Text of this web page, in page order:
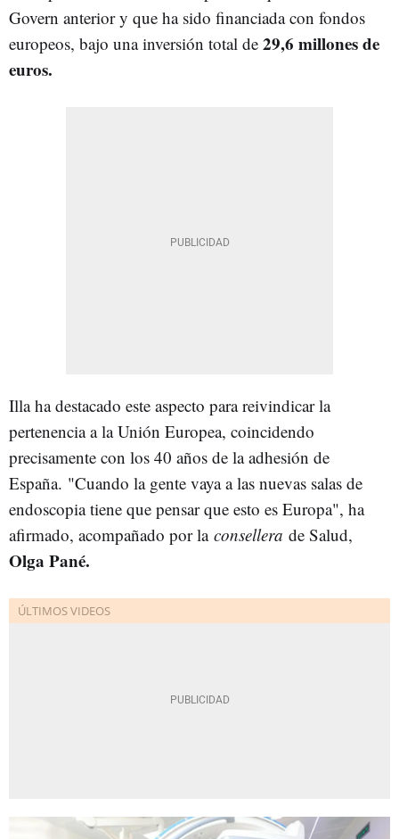
Govern anterior y que ha sido financiada con fondos
europeos, bajo una inversión total de 29,6 millones de
euros.
Illa ha destacado este aspecto para reivindicar la
pertenencia a la Unión Europea, coincidendo
precisamente con los 40 años de la adhesión de
España. "Cuando la gente vaya a las nuevas salas de
endoscopia tiene que pensar que esto es Europa", ha
afirmado, acompañado por la consellera de Salud,
Olga Pané.